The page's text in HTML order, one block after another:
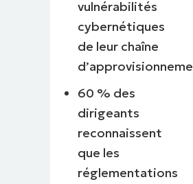
vulnérabilités
cybernétiques
de leur chaîne
60 % des
dirigeants
reconnaissent
que les
réglementations